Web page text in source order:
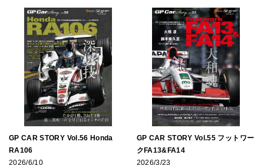
GP CAR STORY Vol.56 Honda
RA106
2026/6/10
GP CAR STORY Vol.55 フットワー
クFA13&FA14
2026/3/23